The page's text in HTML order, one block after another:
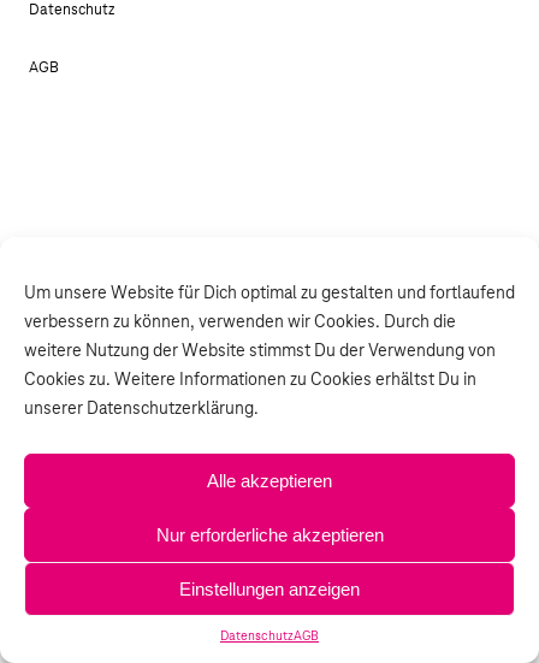
Um unsere Website für Dich optimal zu gestalten und fortlaufend
verbessern zu können, verwenden wir Cookies. Durch die
weitere Nutzung der Website stimmst Du der Verwendung von
Cookies zu. Weitere Informationen zu Cookies erhältst Du in
unserer Datenschutzerklärung.
Alle akzeptieren
Nur erforderliche akzeptieren
Einstellungen anzeigen
DatenschutzAGB
Datenschutz
AGB